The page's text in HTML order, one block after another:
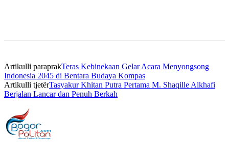
Artikulli paraprakTeras Kebinekaan Gelar Acara Menyongsong
Indonesia 2045 di Bentara Budaya Kompas
Artikulli tjetërTasyakur Khitan Putra Pertama M. Shaqille Alkhafi
Berjalan Lancar dan Penuh Berkah